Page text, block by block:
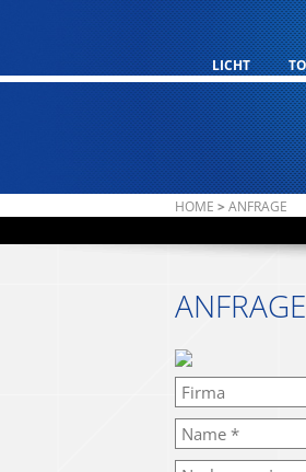
LICHT
HOME >ANFRAGE
ANFRAGE